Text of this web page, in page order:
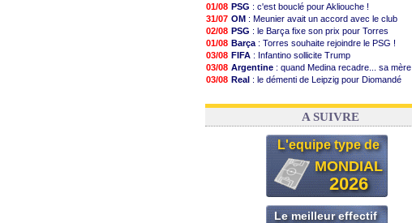
01/08 PSG : c'est bouclé pour Akliouche !
31/07 OM : Meunier avait un accord avec le club
02/08 PSG : le Barça fixe son prix pour Torres
01/08 Barça : Torres souhaite rejoindre le PSG !
03/08 FIFA : Infantino sollicite Trump
03/08 Argentine : quand Medina recadre... sa mère
03/08 Real : le démenti de Leipzig pour Diomandé
31/07 FIFA: le conseiller d'Infantino démissionne !
A SUIVRE
L'equipe type de
MONDIAL
2026
Le meilleur effectif